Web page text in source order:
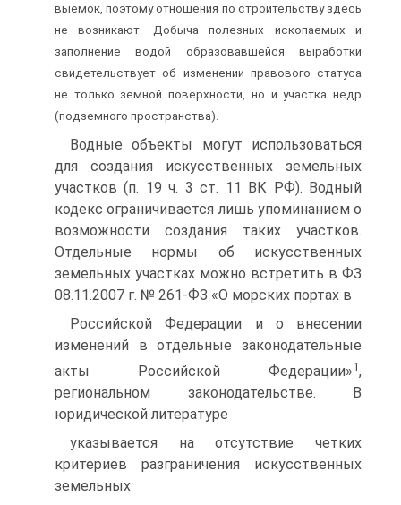
выемок, поэтому отношения по строительству здесь
не возникают. Добыча полезных ископаемых и
заполнение водой образовавшейся выработки
свидетельствует об изменении правового статуса
не только земной поверхности, но и участка недр
(подземного пространства).
Водные объекты могут использоваться
для создания искусственных земельных
участков (п. 19 ч. 3 ст. 11 ВК РФ). Водный
кодекс ограничивается лишь упоминанием о
возможности создания таких участков.
Отдельные нормы об искусственных
земельных участках можно встретить в ФЗ
08.11.2007 г. № 261-ФЗ «О морских портах в
Российской Федерации и о внесении
изменений в отдельные законодательные
акты Российской Федерации»1,
региональном законодательстве. В
юридической литературе
указывается на отсутствие четких
критериев разграничения искусственных
земельных